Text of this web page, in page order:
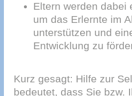
Eltern werden dabei
um das Erlernte im
unterstützen und
Entwicklung zu
Kurz gesagt: Hilfe zur
bedeutet, dass Sie bzw.